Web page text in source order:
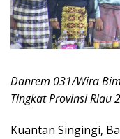
Danrem 031/Wira
Tingkat Provinsi Riau
Kuantan Singingi,